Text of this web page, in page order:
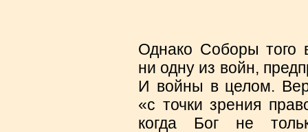
Однако Соборы того
ни одну из войн,
И войны в целом.
«с точки зрения
когда Бог не